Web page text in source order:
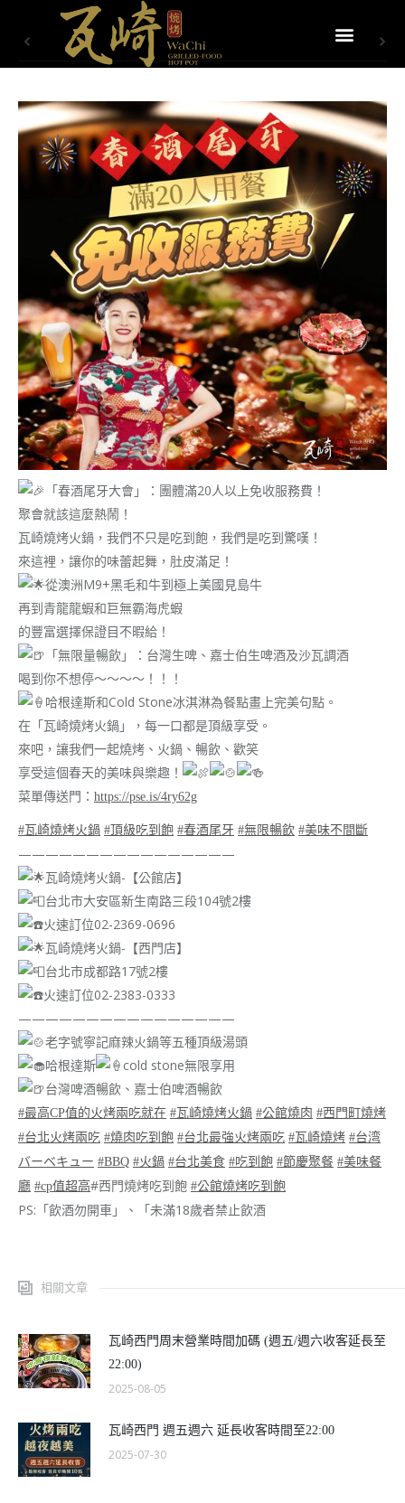
「春酒尾牙大會」：團體滿20人以上免收服務費！
聚會就該這麼熱鬧！
瓦崎燒烤火鍋，我們不只是吃到飽，我們是吃到驚嘆！
來這裡，讓你的味蕾起舞，肚皮滿足！
從澳洲M9+黑毛和牛到極上美國見島牛
再到青龍龍蝦和巨無霸海虎蝦
的豐富選擇保證目不暇給！
「無限量暢飲」：台灣生啤、嘉士伯生啤酒及沙瓦調酒
喝到你不想停～～～～！！！
哈根達斯和Cold Stone冰淇淋為餐點畫上完美句點。
在「瓦崎燒烤火鍋」，每一口都是頂級享受。
來吧，讓我們一起燒烤、火鍋、暢飲、歡笑
享受這個春天的美味與樂趣！
菜單傳送門： https://pse.is/4ry62g
#瓦崎燒烤火鍋 #頂級吃到飽 #春酒尾牙 #無限暢飲 #美味不間斷
————————————————
瓦崎燒烤火鍋-【公館店】
台北市大安區新生南路三段104號2樓
火速訂位02-2369-0696
瓦崎燒烤火鍋-【西門店】
台北市成都路17號2樓
火速訂位02-2383-0333
————————————————
老字號寧記麻辣火鍋等五種頂級湯頭
哈根達斯
cold stone無限享用
台灣啤酒暢飲、嘉士伯啤酒暢飲
#最高CP值的火烤兩吃就在 #瓦崎燒烤火鍋 #公館燒肉 #西門町燒烤
#台北火烤兩吃 #燒肉吃到飽 #台北最強火烤兩吃 #瓦崎燒烤 #台湾
バーベキュー #BBQ #火鍋 #台北美食 #吃到飽 #節慶聚餐 #美味餐
廳 #cp值超高#西門燒烤吃到飽 #公館燒烤吃到飽
PS:「飲酒勿開車」、「未滿18歲者禁止飲酒
相關文章
瓦崎西門周末營業時間加碼 (週五/週六收客延長至
22:00)
2025-08-05
瓦崎西門 週五週六 延長收客時間至22:00
2025-07-30